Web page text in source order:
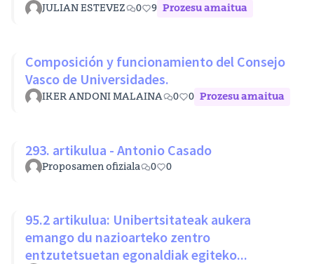
JULIAN ESTEVEZ 0 9 Prozesu amaitua
Composición y funcionamiento del Consejo
Vasco de Universidades.
IKER ANDONI MALAINA 0 0 Prozesu amaitua
293. artikulua - Antonio Casado
Proposamen ofiziala 0 0
95.2 artikulua: Unibertsitateak aukera
emango du nazioarteko zentro
entzutetsuetan egonaldiak egiteko...